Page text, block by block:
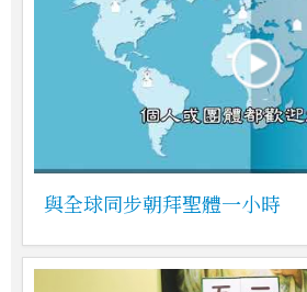
與全球同步朝拜聖體一小時